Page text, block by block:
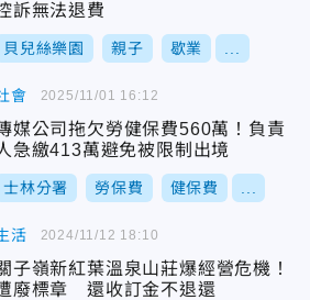
訴無法退費
貝兒絲樂園 親子 歇業
會
媒公司拖欠勞健保費560萬！負責
急繳413萬避免被限制出境
士林分署 勞保費 健保費
2025/11/01 16:12
活
子嶺新紅葉溫泉山莊爆經營危機！
廢標章 還收訂金不退還
2024/11/12 18:10